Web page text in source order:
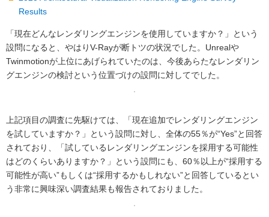
Results
「現在どんなレンダリングエンジンを使用していますか？」という
設問になると、やはりV-Rayが断トツの状況でした。Unrealや
Twinmotionが上位にあげられていたのは、今後あらたなレンダリン
グエンジンの検討という位置づけの設問に対してでした。
上記項目の調査に先駆けては、「現在追加でレンダリングエンジン
を試していますか？」という設問に対し、全体の55％が“Yes”と回答
されており、「試しているレンダリングエンジンを採用する可能性
はどのくらいありますか？」という設問にも、60％以上が“採用する
可能性が高い”もしくは“採用するかもしれない”と回答しているとい
う非常に興味深い調査結果も報告されておりました。